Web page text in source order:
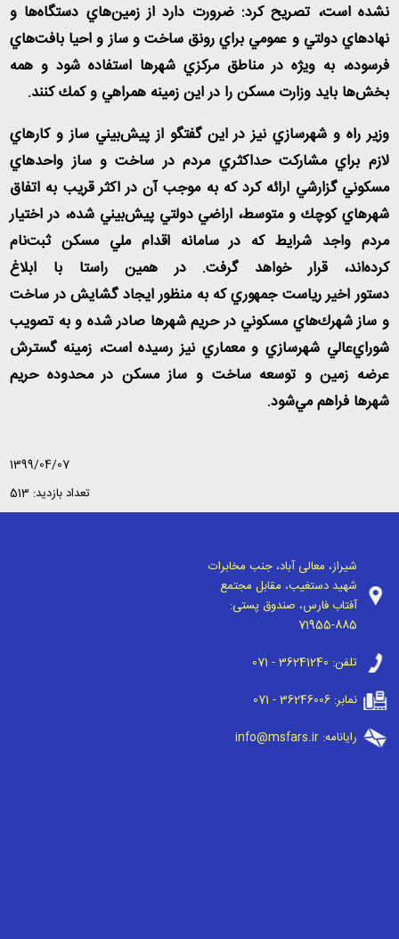
نشده است، تصريح كرد: ضرورت دارد از زمين‌هاي دستگاه‌ها و
نهادهاي دولتي و عمومي براي رونق ساخت و ساز و احيا بافت‌هاي
فرسوده، به ويژه در مناطق مركزي شهرها استفاده شود و همه
بخش‌ها بايد وزارت مسكن را در اين زمينه همراهي و كمك كنند.
وزير راه و شهرسازي نيز در اين گفتگو از پيش‌بيني ساز و كارهاي
لازم براي مشاركت حداكثري مردم در ساخت و ساز واحدهاي
مسكوني گزارشي ارائه كرد كه به موجب آن در اكثر قريب به اتفاق
شهرهاي كوچك و متوسط، اراضي دولتي پيش‌بيني شده، در اختيار
مردم واجد شرايط كه در سامانه اقدام ملي مسكن ثبت‌نام
كرده‌اند، قرار خواهد گرفت. در همين راستا با ابلاغ
دستور اخير رياست جمهوري كه به منظور ايجاد گشايش در ساخت
و ساز شهرك‌هاي مسكوني در حريم شهرها صادر شده و به تصويب
شوراي‌عالي شهرسازي و معماري نيز رسيده است، زمينه گسترش
عرضه زمين و توسعه ساخت و ساز مسكن در محدوده حريم
شهرها فراهم مي‌شود.
1399/04/07
تعداد بازدید: 513
شیراز، معالی آباد، جنب مخابرات
شهید دستغیب، مقابل مجتمع
آفتاب فارس، صندوق پستی:
71955-885
تلفن: 071 - 36241240
نمابر:071 - 36246006
رایانامه:info@msfars.ir